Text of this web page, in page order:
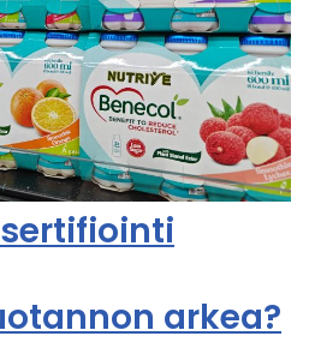
arkea?